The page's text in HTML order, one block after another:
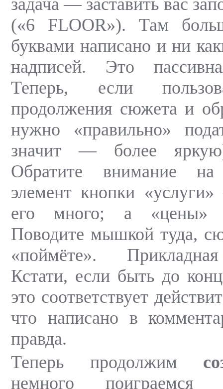
(«6 FLOOR»). Там
буквами написано и ни
надписей. Это
Теперь, если
продолжения сюжета и
нужно «правильно»
значит — более
Обратите внимание на
элемент кнопки
его много; а «цены»
Поводите мышкой туда,
«поймёте».
Кстати, если быть до
это соответствует
что написано в
правда.
Теперь продолжим
немного поиграемся